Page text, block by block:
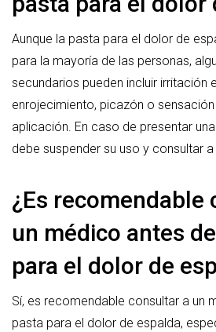
Aunque la pasta para el dolor de
para la mayoría de las personas,
secundarios pueden incluir irritación
enrojecimiento, picazón o
aplicación. En caso de presentar
debe suspender su uso y consultar
¿Es recomendable
un médico antes
para el dolor de
Sí, es recomendable consultar a un
pasta para el dolor de espalda,